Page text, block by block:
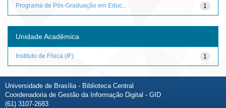
1
Programa de Pós-Graduação em Educ...
Unidade Acadêmica
1
Instituto de Física (IF)
Universidade de Brasília - Biblioteca Central
Coordenadoria de Gestão da Informação Digital - GID
(61) 3107-2683